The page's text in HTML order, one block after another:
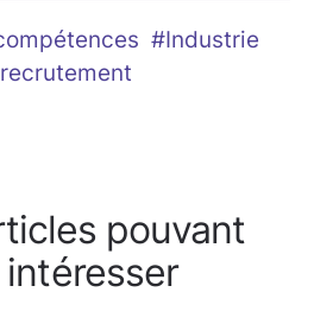
#Industrie
pouvant